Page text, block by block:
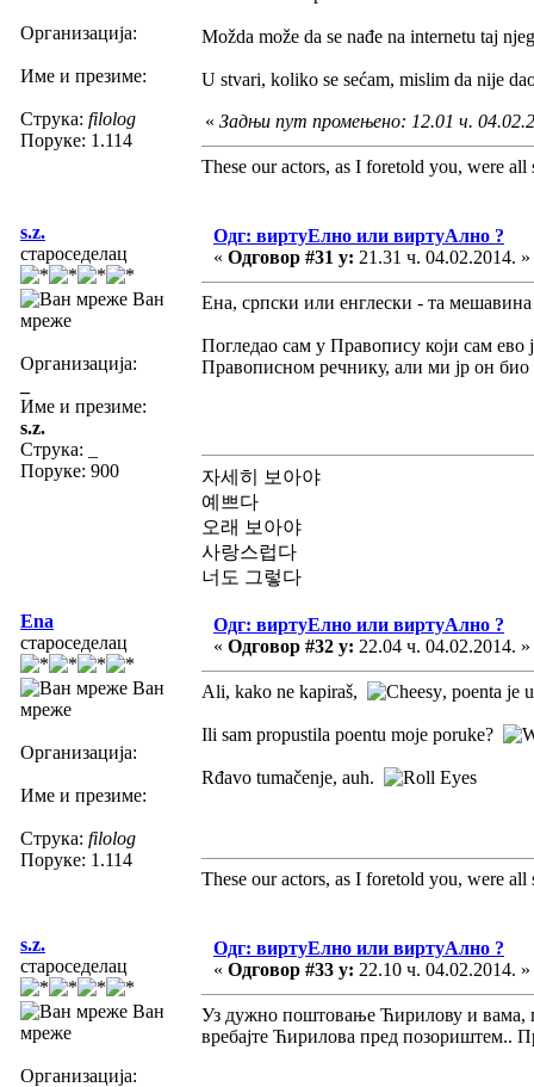
Организација:
Име и презиме:
Струка: filolog
Поруке: 1.114
Možda može da se nađe na internetu taj
U stvari, koliko se sećam, mislim da nije
« Задњи пут промењено: 12.01 ч.
These our actors, as I foretold you, were
s.z.
староседелац
Ван
мреже
Организација:
Име и презиме:
s.z.
Струка:
Поруке: 900
Одг: виртуЕлно или виртуАлно ?
« Одговор #31 у: 21.31 ч. 04.02.2014. »
Ена, српски или енглески - та
Погледао сам у Правопису који сам
Правописном речнику, али ми јр он
자세히 보아야
예쁘다
오래 보아야
사랑스럽다
너도 그렇다
Ena
староседелац
Ван
мреже
Организација:
Име и презиме:
Струка: filolog
Поруке: 1.114
Одг: виртуЕлно или виртуАлно ?
« Одговор #32 у: 22.04 ч. 04.02.2014. »
Ali, kako ne kapiraš, , poenta je
Ili sam propustila poentu moje poruke?
Rđavo tumačenje, auh.
These our actors, as I foretold you, were
s.z.
староседелац
Ван
мреже
Организација:
Одг: виртуЕлно или виртуАлно ?
« Одговор #33 у: 22.10 ч. 04.02.2014. »
Уз дужно поштовање Ћирилову и вама,
вребајте Ћирилова пред позориштем..